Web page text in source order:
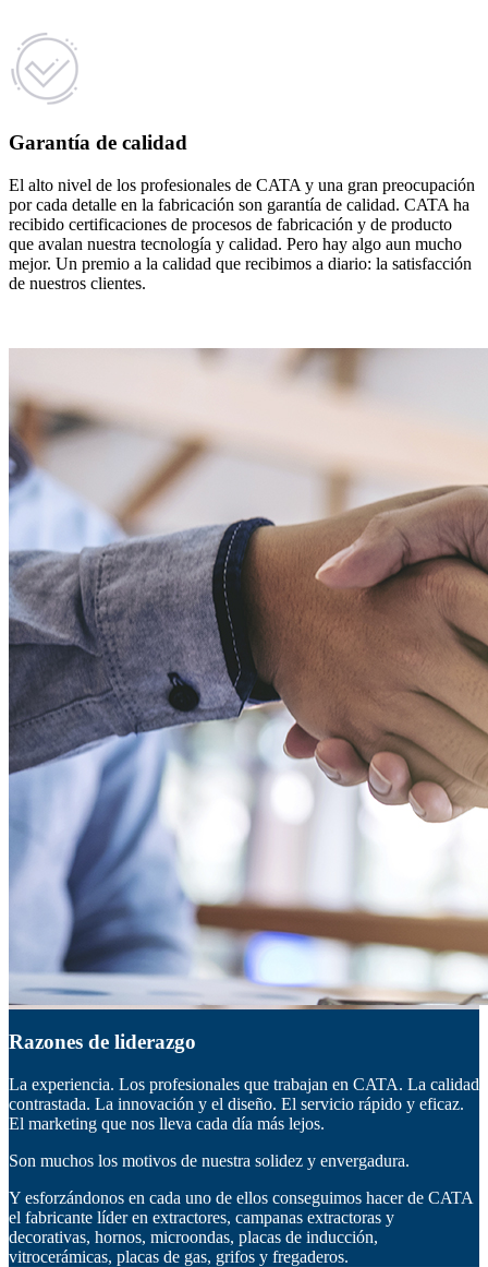
Garantía de calidad
El alto nivel de los profesionales de CATA y una gran preocupación
por cada detalle en la fabricación son garantía de calidad. CATA ha
recibido certificaciones de procesos de fabricación y de producto
que avalan nuestra tecnología y calidad. Pero hay algo aun mucho
mejor. Un premio a la calidad que recibimos a diario: la satisfacción
de nuestros clientes.
Razones de liderazgo
La experiencia. Los profesionales que trabajan en CATA. La calidad
contrastada. La innovación y el diseño. El servicio rápido y eficaz.
El marketing que nos lleva cada día más lejos.
Son muchos los motivos de nuestra solidez y envergadura.
Y esforzándonos en cada uno de ellos conseguimos hacer de CATA
el fabricante líder en extractores, campanas extractoras y
decorativas, hornos, microondas, placas de inducción,
vitrocerámicas, placas de gas, grifos y fregaderos.